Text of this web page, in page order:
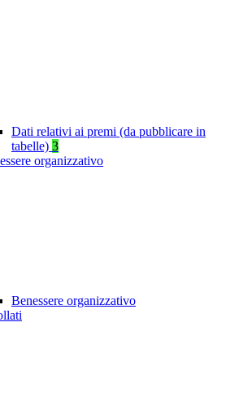
Dati relativi ai premi (da pubblicare in
tabelle) 3
organizzativo
Benessere organizzativo